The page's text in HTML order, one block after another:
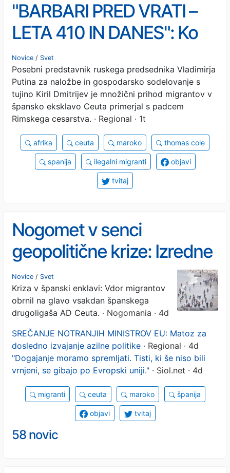
"BARBARI PRED VRATI –
LETA 410 IN DANES": Ko
se zgodovina po besedah
Putinovega odposlanca
ponavlja
Novice / Svet
Posebni predstavnik ruskega predsednika Vladimirja
Putina za naložbe in gospodarsko sodelovanje s
tujino Kiril Dmitrijev je množični prihod migrantov v
špansko eksklavo Ceuta primerjal s padcem
Rimskega cesarstva. · Regional · 1t
afrika ceuta maroko thomas cole
spanija ilegalni migranti objavi
tvitaj
Nogomet v senci
geopolitične krize: Izredne
razmere v Ceuti so
prizadele tamkajšnjega
drugoligaša
Novice / Svet
Kriza v španski enklavi: Vdor migrantov
obrnil na glavo vsakdan španskega
drugoligaša AD Ceuta. · Nogomania · 4d
SREČANJE NOTRANJIH MINISTROV EU: Matoz za
dosledno izvajanje azilne politike · Regional · 4d
"Dogajanje moramo spremljati. Tisti, ki še niso bili
vrnjeni, se gibajo po Evropski uniji." · Siol.net · 4d
migranti ceuta maroko španija
objavi tvitaj
58 novic